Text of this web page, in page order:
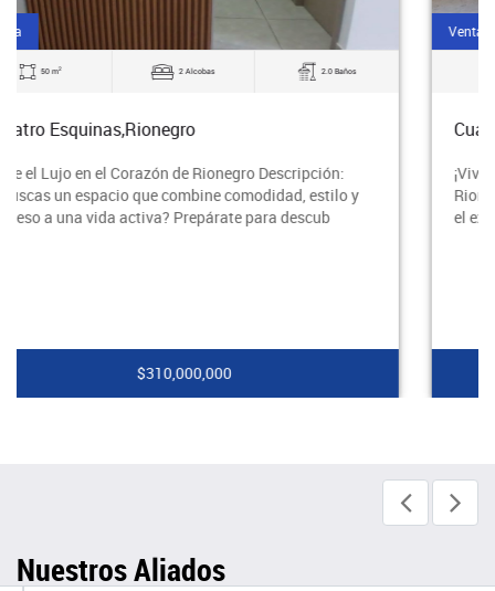
Venta
Cuatro Esquinas,Rionegro
¡Vive el Estilo de Vida Que Mereces en el Corazón de
Rionegro! Descubre este espectacular apartamento en
el exclusivo barrio de Cuatro Esquinas, donde
$240,000,000
Nuestros Aliados